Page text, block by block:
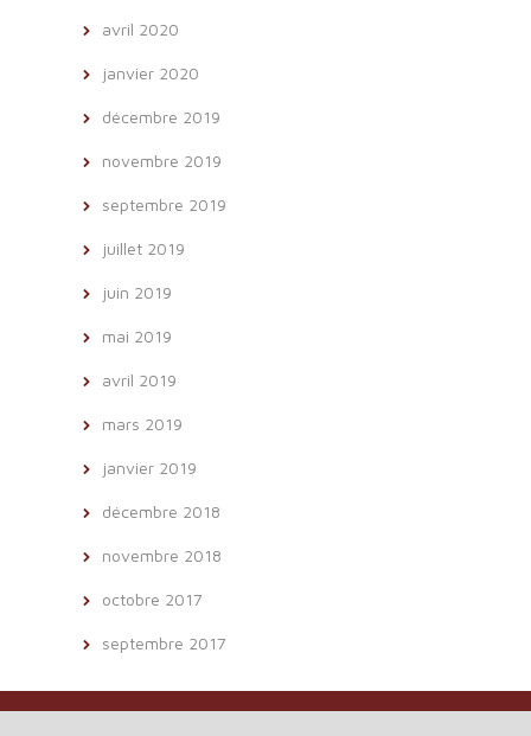
avril 2020
janvier 2020
décembre 2019
novembre 2019
septembre 2019
juillet 2019
juin 2019
mai 2019
avril 2019
mars 2019
janvier 2019
décembre 2018
novembre 2018
octobre 2017
septembre 2017